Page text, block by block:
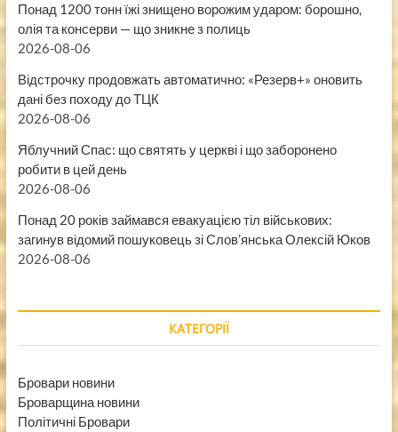
Понад 1200 тонн їжі знищено ворожим ударом: борошно,
олія та консерви — що зникне з полиць
2026-08-06
Відстрочку продовжать автоматично: «Резерв+» оновить
дані без походу до ТЦК
2026-08-06
Яблучний Спас: що святять у церкві і що заборонено
робити в цей день
2026-08-06
Понад 20 років займався евакуацією тіл військових:
загинув відомий пошуковець зі Слов’янська Олексій Юков
2026-08-06
КАТЕГОРІЇ
Бровари новини
Броварщина новини
Політичні Бровари